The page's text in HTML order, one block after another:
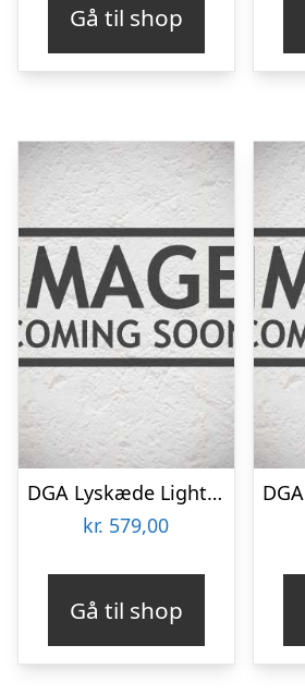
Gå til shop
DGA Lyskæde Light Net 200 Led Sort 200cm – 18271383
kr. 579,00
Gå til shop